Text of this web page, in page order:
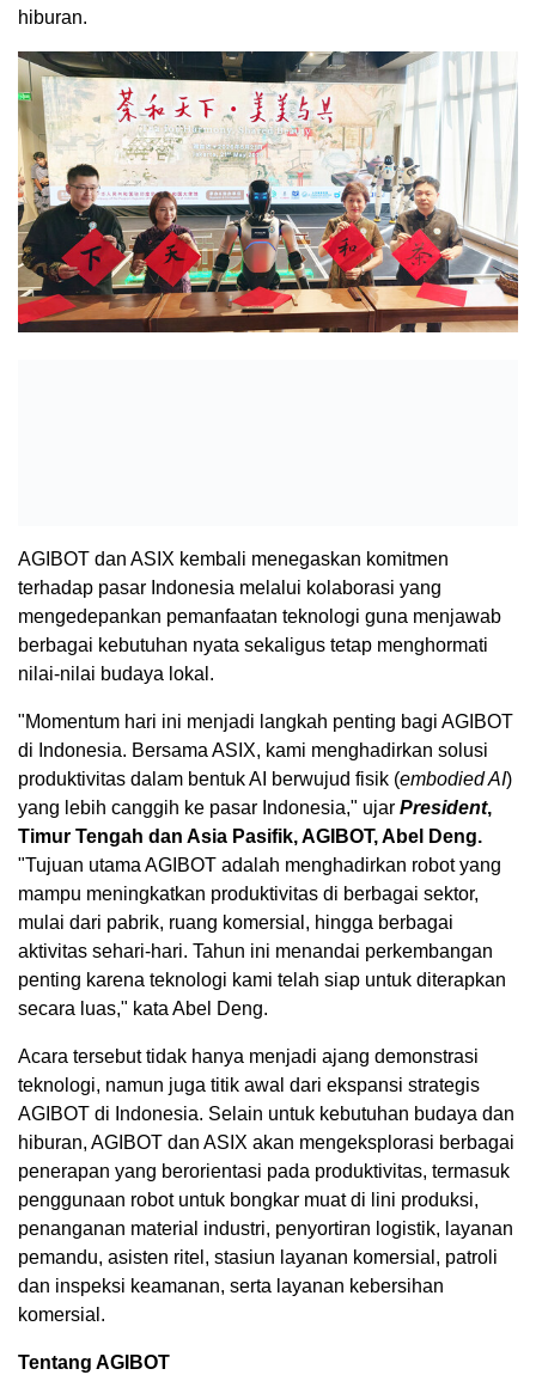
hiburan.
AGIBOT dan ASIX kembali menegaskan komitmen
terhadap pasar Indonesia melalui kolaborasi yang
mengedepankan pemanfaatan teknologi guna menjawab
berbagai kebutuhan nyata sekaligus tetap menghormati
nilai-nilai budaya lokal.
"Momentum hari ini menjadi langkah penting bagi AGIBOT
di Indonesia. Bersama ASIX, kami menghadirkan solusi
produktivitas dalam bentuk AI berwujud fisik (embodied AI)
yang lebih canggih ke pasar Indonesia," ujar President,
Timur Tengah dan Asia Pasifik, AGIBOT, Abel Deng.
"Tujuan utama AGIBOT adalah menghadirkan robot yang
mampu meningkatkan produktivitas di berbagai sektor,
mulai dari pabrik, ruang komersial, hingga berbagai
aktivitas sehari-hari. Tahun ini menandai perkembangan
penting karena teknologi kami telah siap untuk diterapkan
secara luas," kata Abel Deng.
Acara tersebut tidak hanya menjadi ajang demonstrasi
teknologi, namun juga titik awal dari ekspansi strategis
AGIBOT di Indonesia. Selain untuk kebutuhan budaya dan
hiburan, AGIBOT dan ASIX akan mengeksplorasi berbagai
penerapan yang berorientasi pada produktivitas, termasuk
penggunaan robot untuk bongkar muat di lini produksi,
penanganan material industri, penyortiran logistik, layanan
pemandu, asisten ritel, stasiun layanan komersial, patroli
dan inspeksi keamanan, serta layanan kebersihan
komersial.
Tentang AGIBOT